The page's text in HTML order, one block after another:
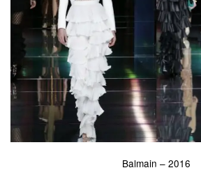
Balmain – 2016